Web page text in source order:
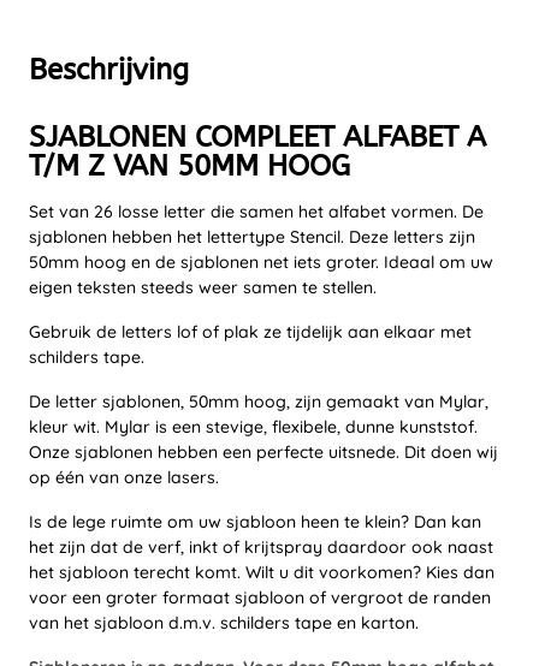
Beschrijving
SJABLONEN COMPLEET ALFABET A
T/M Z VAN 50MM HOOG
Set van 26 losse letter die samen het alfabet vormen. De
sjablonen hebben het lettertype Stencil. Deze letters zijn
50mm hoog en de sjablonen net iets groter. Ideaal om uw
eigen teksten steeds weer samen te stellen.
Gebruik de letters lof of plak ze tijdelijk aan elkaar met
schilders tape.
De letter sjablonen, 50mm hoog, zijn gemaakt van Mylar,
kleur wit. Mylar is een stevige, flexibele, dunne kunststof.
Onze sjablonen hebben een perfecte uitsnede. Dit doen wij
op één van onze lasers.
Is de lege ruimte om uw sjabloon heen te klein? Dan kan
het zijn dat de verf, inkt of krijtspray daardoor ook naast
het sjabloon terecht komt. Wilt u dit voorkomen? Kies dan
voor een groter formaat sjabloon of vergroot de randen
van het sjabloon d.m.v. schilders tape en karton.